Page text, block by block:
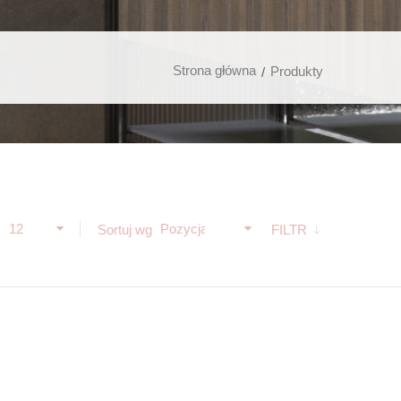
Strona główna Produkty
Sortuj wg Pozycja FILTR
12